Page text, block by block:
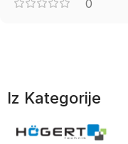
0
Iz Kategorije